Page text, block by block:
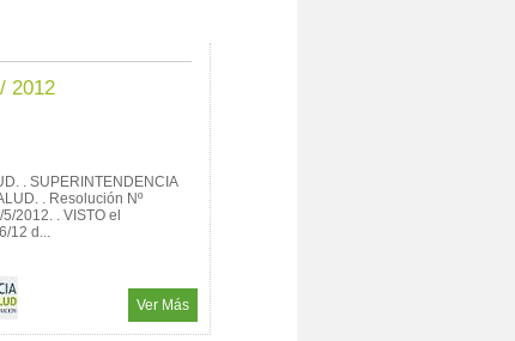
2012
. SUPERINTENDENCIA
. Resolución Nº
2012. . VISTO el
12 d...
Ver Más